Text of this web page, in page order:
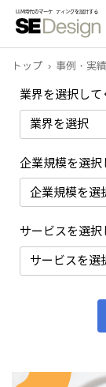
トップ 事例・実績
業界を選択して
企業規模を選択
サービスを選択